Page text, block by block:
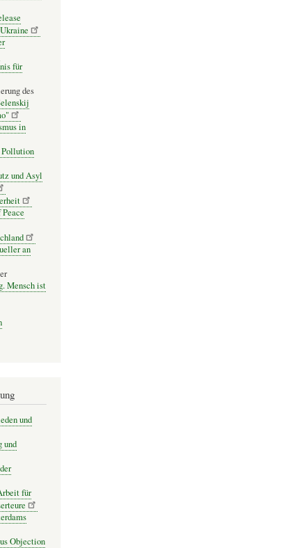
für
des
in
und Asyl
an
Mensch ist
und
und
für
Objection